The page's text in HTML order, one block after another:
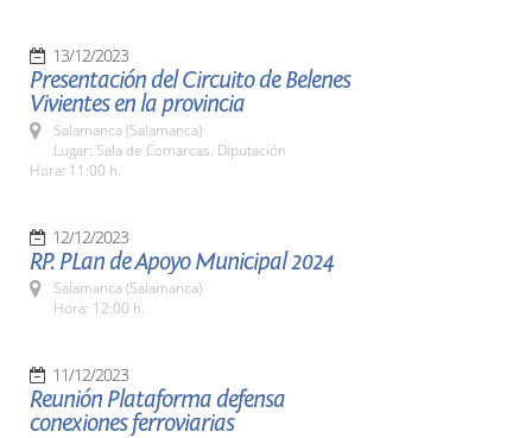
13/12/2023
Presentación del Circuito de Belenes
Vivientes en la provincia
Salamanca (Salamanca)
Lugar: Sala de Comarcas. Diputación
Hora: 11:00 h.
12/12/2023
RP. PLan de Apoyo Municipal 2024
Salamanca (Salamanca)
Hora: 12:00 h.
11/12/2023
Reunión Plataforma defensa
conexiones ferroviarias